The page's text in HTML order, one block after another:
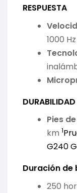
RESPUESTA
1000
DURABILIDAD
Pies de
km 1
G240
Duración
250